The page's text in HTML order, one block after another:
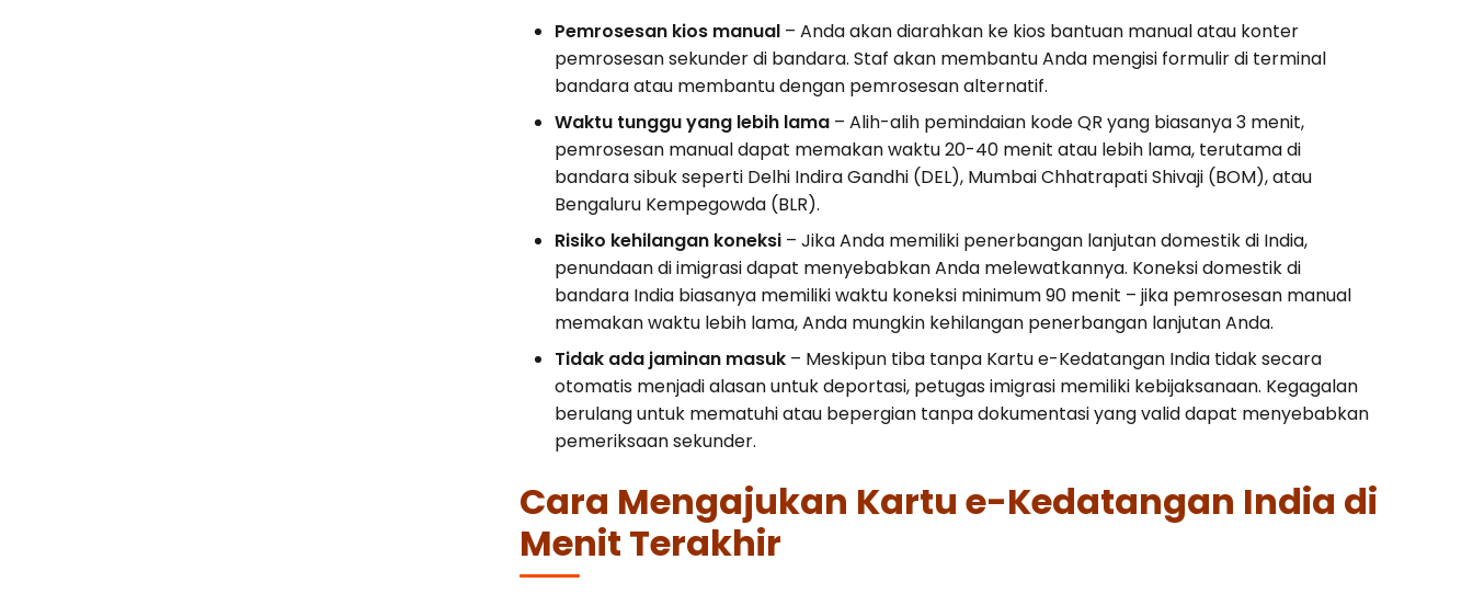
Pemrosesan kios manual – Anda akan diarahkan ke kios bantuan manual atau konter
pemrosesan sekunder di bandara. Staf akan membantu Anda mengisi formulir di terminal
bandara atau membantu dengan pemrosesan alternatif.
Waktu tunggu yang lebih lama – Alih-alih pemindaian kode QR yang biasanya 3 menit,
pemrosesan manual dapat memakan waktu 20-40 menit atau lebih lama, terutama di
bandara sibuk seperti Delhi Indira Gandhi (DEL), Mumbai Chhatrapati Shivaji (BOM), atau
Bengaluru Kempegowda (BLR).
Risiko kehilangan koneksi – Jika Anda memiliki penerbangan lanjutan domestik di India,
penundaan di imigrasi dapat menyebabkan Anda melewatkannya. Koneksi domestik di
bandara India biasanya memiliki waktu koneksi minimum 90 menit – jika pemrosesan manual
memakan waktu lebih lama, Anda mungkin kehilangan penerbangan lanjutan Anda.
Tidak ada jaminan masuk – Meskipun tiba tanpa Kartu e-Kedatangan India tidak secara
otomatis menjadi alasan untuk deportasi, petugas imigrasi memiliki kebijaksanaan. Kegagalan
berulang untuk mematuhi atau bepergian tanpa dokumentasi yang valid dapat menyebabkan
pemeriksaan sekunder.
Cara Mengajukan Kartu e-Kedatangan India di
Menit Terakhir